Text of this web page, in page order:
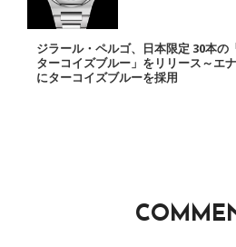
ジラール・ペルゴ、日本限定 30本の
ターコイズブルー」をリリース～エ
にターコイズブルーを採用